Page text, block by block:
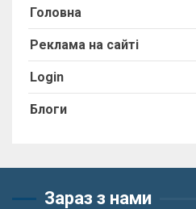
Головна
Реклама на сайті
Login
Блоги
Зараз з нами